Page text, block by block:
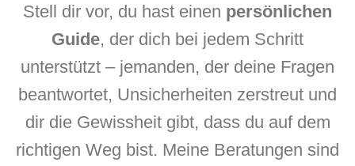
Stell dir vor, du hast einen persönlichen
Guide, der dich bei jedem Schritt
unterstützt – jemanden, der deine Fragen
beantwortet, Unsicherheiten zerstreut und
dir die Gewissheit gibt, dass du auf dem
richtigen Weg bist. Meine Beratungen sind